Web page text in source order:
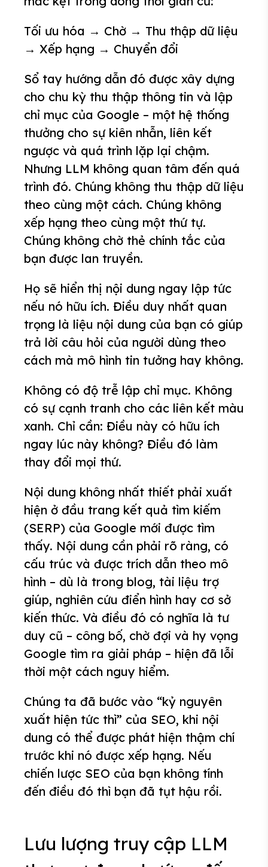
Tối ưu hóa → Chờ → Thu thập dữ liệu
→ Xếp hạng → Chuyển đổi
Sổ tay hướng dẫn đó được xây dựng
cho chu kỳ thu thập thông tin và lập
chỉ mục của Google – một hệ thống
thưởng cho sự kiên nhẫn, liên kết
ngược và quá trình lặp lại chậm.
Nhưng LLM không quan tâm đến quá
trình đó. Chúng không thu thập dữ liệu
theo cùng một cách. Chúng không
xếp hạng theo cùng một thứ tự.
Chúng không chờ thẻ chính tắc của
bạn được lan truyền.
Họ sẽ hiển thị nội dung ngay lập tức
nếu nó hữu ích. Điều duy nhất quan
trọng là liệu nội dung của bạn có giúp
trả lời câu hỏi của người dùng theo
cách mà mô hình tin tưởng hay không.
Không có độ trễ lập chỉ mục. Không
có sự cạnh tranh cho các liên kết màu
xanh. Chỉ cần: Điều này có hữu ích
ngay lúc này không? Điều đó làm
thay đổi mọi thứ.
Nội dung không nhất thiết phải xuất
hiện ở đầu trang kết quả tìm kiếm
(SERP) của Google mới được tìm
thấy. Nội dung cần phải rõ ràng, có
cấu trúc và được trích dẫn theo mô
hình – dù là trong blog, tài liệu trợ
giúp, nghiên cứu điển hình hay cơ sở
kiến thức. Và điều đó có nghĩa là tư
duy cũ – công bố, chờ đợi và hy vọng
Google tìm ra giải pháp – hiện đã lỗi
thời một cách nguy hiểm.
Chúng ta đã bước vào “kỷ nguyên
xuất hiện tức thì” của SEO, khi nội
dung có thể được phát hiện thậm chí
trước khi nó được xếp hạng. Nếu
chiến lược SEO của bạn không tính
đến điều đó thì bạn đã tụt hậu rồi.
Lưu lượng truy cập LLM